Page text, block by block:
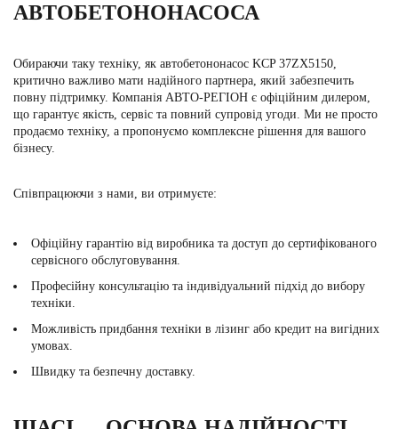
АВТОБЕТОНОНАСОСА
Обираючи таку техніку, як автобетононасос KCP 37ZX5150,
критично важливо мати надійного партнера, який забезпечить
повну підтримку. Компанія АВТО-РЕГІОН є офіційним дилером,
що гарантує якість, сервіс та повний супровід угоди. Ми не просто
продаємо техніку, а пропонуємо комплексне рішення для вашого
бізнесу.
Співпрацюючи з нами, ви отримуєте:
Офіційну гарантію від виробника та доступ до сертифікованого
сервісного обслуговування.
Професійну консультацію та індивідуальний підхід до вибору
техніки.
Можливість придбання техніки в лізинг або кредит на вигідних
умовах.
Швидку та безпечну доставку.